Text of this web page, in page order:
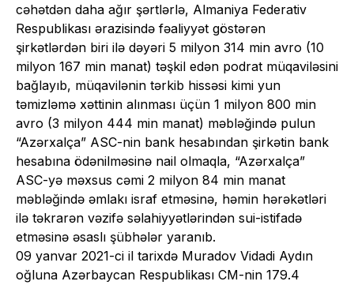
cəhətdən daha ağır şərtlərlə, Almaniya Federativ
Respublikası ərazisində fəaliyyət göstərən
şirkətlərdən biri ilə dəyəri 5 milyon 314 min avro (10
milyon 167 min manat) təşkil edən podrat müqaviləsini
bağlayıb, müqavilənin tərkib hissəsi kimi yun
təmizləmə xəttinin alınması üçün 1 milyon 800 min
avro (3 milyon 444 min manat) məbləğində pulun
“Azərxalça” ASC-nin bank hesabından şirkətin bank
hesabına ödənilməsinə nail olmaqla, “Azərxalça”
ASC-yə məxsus cəmi 2 milyon 84 min manat
məbləğində əmlakı israf etməsinə, həmin hərəkətləri
ilə təkrarən vəzifə səlahiyyətlərindən sui-istifadə
etməsinə əsaslı şübhələr yaranıb.
09 yanvar 2021-ci il tarixdə Muradov Vidadi Aydın
oğluna Azərbaycan Respublikası CM-nin 179.4